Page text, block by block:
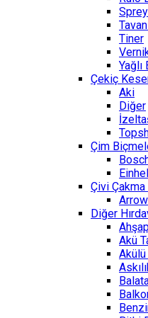
Tiner
Yağlı
Çekiç
Aki
Diğer
Çim
Çivi Çakma
Arrow
Diğer
Akü